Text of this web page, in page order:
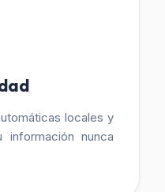
locales y
nunca